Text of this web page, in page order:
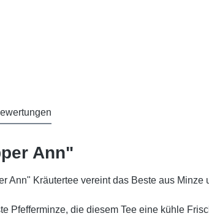
Ann"
Ann" Kräutertee vereint das Beste aus
Pfefferminze, die diesem Tee eine kühle